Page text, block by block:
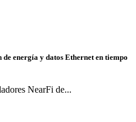
energía y datos Ethernet en tiempo
NearFi de...